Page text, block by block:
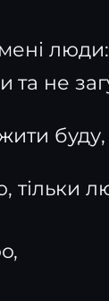
люди:
та не
буду,
тільки